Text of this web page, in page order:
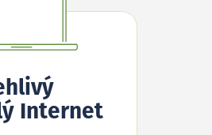
Internet